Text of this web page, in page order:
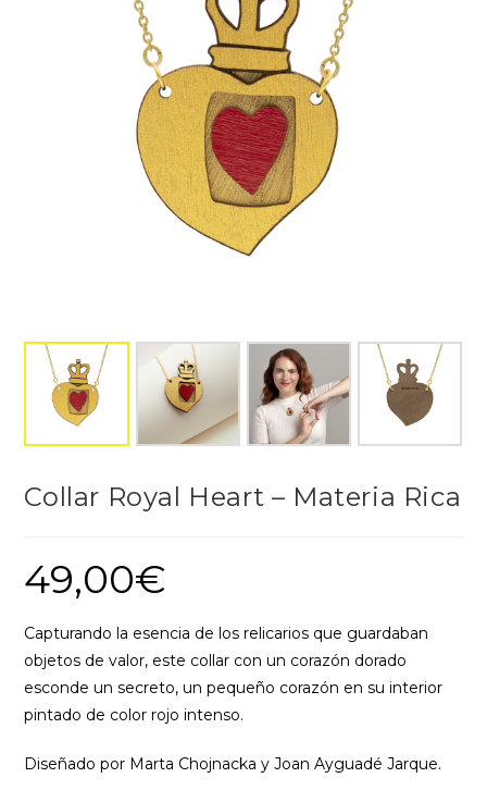
Collar Royal Heart – Materia Rica
49,00€
Capturando la esencia de los relicarios que guardaban
objetos de valor, este collar con un corazón dorado
esconde un secreto, un pequeño corazón en su interior
pintado de color rojo intenso.
Diseñado por Marta Chojnacka y Joan Ayguadé Jarque.